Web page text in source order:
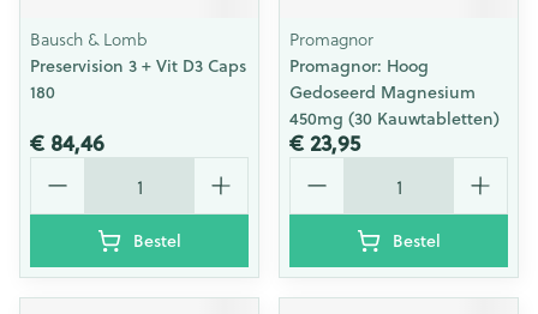
Bausch & Lomb
Preservision 3 + Vit D3 Caps
180
€ 84,46
Aantal
Bestel
Promagnor
Promagnor: Hoog
Gedoseerd Magnesium
450mg (30 Kauwtabletten)
€ 23,95
Aantal
Bestel